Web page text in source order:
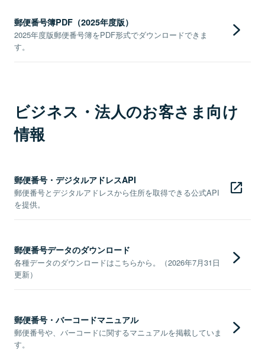
郵便番号簿PDF（2025年度版）
2025年度版郵便番号簿をPDF形式でダウンロードできま
す。
ビジネス・法人のお客さま向け
情報
郵便番号・デジタルアドレスAPI
郵便番号とデジタルアドレスから住所を取得できる公式API
を提供。
郵便番号データのダウンロード
各種データのダウンロードはこちらから。（2026年7月31日
更新）
郵便番号・バーコードマニュアル
郵便番号や、バーコードに関するマニュアルを掲載していま
す。